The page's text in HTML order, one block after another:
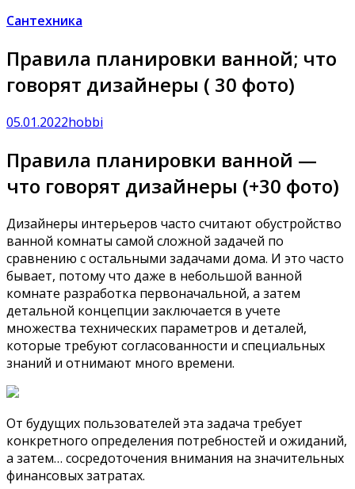
Сантехника
Правила планировки ванной; что
говорят дизайнеры ( 30 фото)
05.01.2022hobbi
Правила планировки ванной —
что говорят дизайнеры (+30 фото)
Дизайнеры интерьеров часто считают обустройство
ванной комнаты самой сложной задачей по
сравнению с остальными задачами дома. И это часто
бывает, потому что даже в небольшой ванной
комнате разработка первоначальной, а затем
детальной концепции заключается в учете
множества технических параметров и деталей,
которые требуют согласованности и специальных
знаний и отнимают много времени.
От будущих пользователей эта задача требует
конкретного определения потребностей и ожиданий,
а затем… сосредоточения внимания на значительных
финансовых затратах.